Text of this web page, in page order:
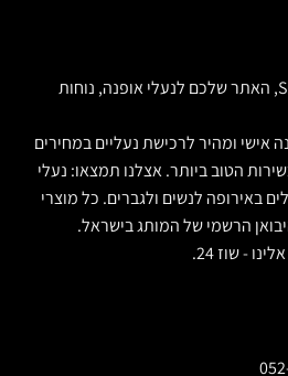
ברוכים הבאים לאתר Shoes24, האתר שלכם לנעלי אופנה, נוחות
ומהיר לרכישת נעליים במחירים
הטוב ביותר. אצלנו תמצאו: נעלי
באירופה לנשים ולגברים. כל מוצרי
הרשמי של המותג בישראל.
- שוז 24.